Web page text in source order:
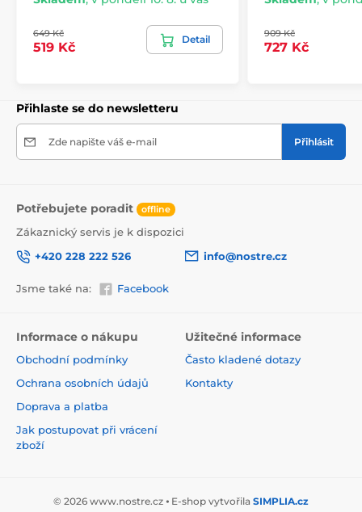
Rozměry (v cm): 147x270(3 pruhy),
245x270
, 294x270(6 pruhů)
prostor. Barvy splňují přísné normy a pyšní se certifikací
zdravotní nezávadnost.
649 Kč
519 Kč
Detail 909 Kč
727 Kč
Přihlaste se do newsletteru
Zde napište váš e-mail Přihlásit
Potřebujete poradit offline
Zákaznický servis je k dispozici
+420 228 222 526
info@nostre.cz
Jsme také na: Facebook
Informace o nákupu
Obchodní podmínky
Ochrana osobních údajů
Doprava a platba
Jak postupovat při vrácení
zboží
Užitečné informace
Často kladené dotazy
Kontakty
© 2026 www.nostre.cz ⦁ E-shop vytvořila SIMPLIA.cz